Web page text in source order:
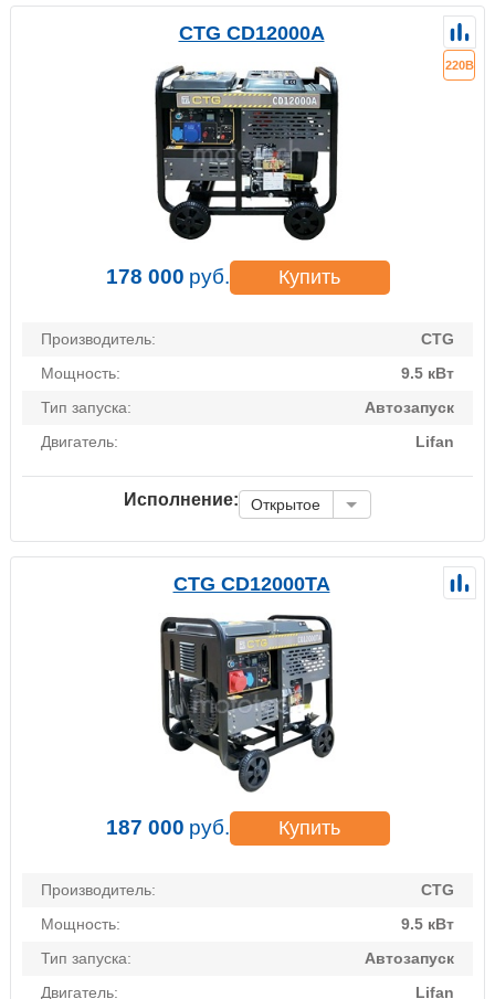
CTG CD12000A
220В
178 000 руб. Купить
Производитель:
CTG
Мощность:
9.5 кВт
Тип запуска:
Автозапуск
Двигатель:
Lifan
Исполнение: Открытое
CTG CD12000TA
187 000 руб. Купить
Производитель:
CTG
Мощность:
9.5 кВт
Тип запуска:
Автозапуск
Двигатель:
Lifan